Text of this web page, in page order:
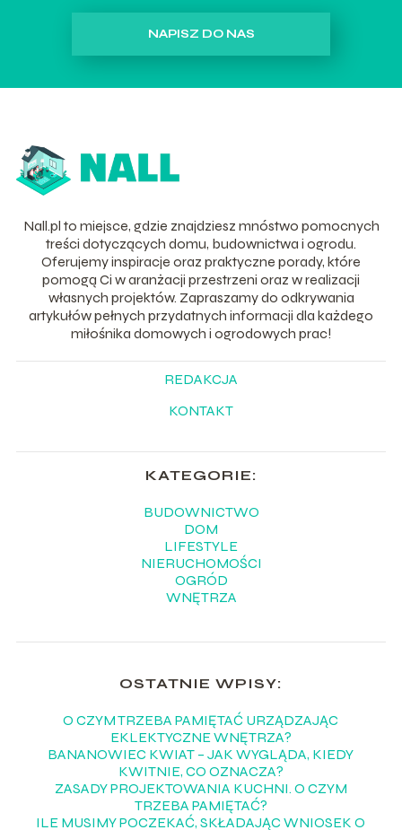
NAPISZ DO NAS
Nall.pl to miejsce, gdzie znajdziesz mnóstwo pomocnych
treści dotyczących domu, budownictwa i ogrodu.
Oferujemy inspiracje oraz praktyczne porady, które
pomogą Ci w aranżacji przestrzeni oraz w realizacji
własnych projektów. Zapraszamy do odkrywania
artykułów pełnych przydatnych informacji dla każdego
miłośnika domowych i ogrodowych prac!
REDAKCJA
KONTAKT
KATEGORIE:
BUDOWNICTWO
DOM
LIFESTYLE
NIERUCHOMOŚCI
OGRÓD
WNĘTRZA
OSTATNIE WPISY:
O CZYM TRZEBA PAMIĘTAĆ URZĄDZAJĄC
EKLEKTYCZNE WNĘTRZA?
BANANOWIEC KWIAT – JAK WYGLĄDA, KIEDY
KWITNIE, CO OZNACZA?
ZASADY PROJEKTOWANIA KUCHNI. O CZYM
TRZEBA PAMIĘTAĆ?
ILE MUSIMY POCZEKAĆ, SKŁADAJĄC WNIOSEK O